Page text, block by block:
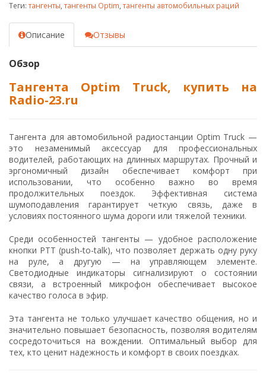
Теги: тангенты, тангенты Optim, тангенты автомобильных раций
Описание Отзывы
Обзор
Тангента Optim Truck, купить на
Radio-23.ru
Тангента для автомобильной радиостанции Optim Truck —
это незаменимый аксессуар для профессиональных
водителей, работающих на длинных маршрутах. Прочный и
эргономичный дизайн обеспечивает комфорт при
использовании, что особенно важно во время
продолжительных поездок. Эффективная система
шумоподавления гарантирует четкую связь, даже в
условиях постоянного шума дороги или тяжелой техники.
Среди особенностей тангенты — удобное расположение
кнопки PTT (push-to-talk), что позволяет держать одну руку
на руле, а другую — на управляющем элементе.
Светодиодные индикаторы сигнализируют о состоянии
связи, а встроенный микрофон обеспечивает высокое
качество голоса в эфир.
Эта тангента не только улучшает качество общения, но и
значительно повышает безопасность, позволяя водителям
сосредоточиться на вождении. Оптимальный выбор для
тех, кто ценит надежность и комфорт в своих поездках.